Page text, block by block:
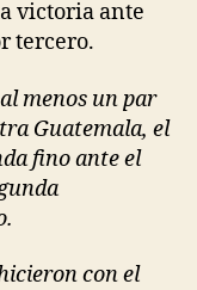
victoria ante
tercero.
menos un par
Guatemala, el
fino ante el
con el